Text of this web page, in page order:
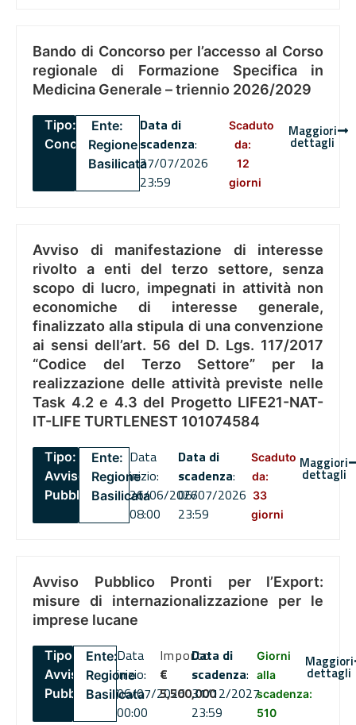
Bando di Concorso per l’accesso al Corso
regionale di Formazione Specifica in
Medicina Generale – triennio 2026/2029
Tipo:
Concorsi
Ente:
Regione
Basilicata
Data di
scadenza:
27/07/2026
23:59
Scaduto
da:
12
giorni
Maggiori
dettagli
Avviso di manifestazione di interesse
rivolto a enti del terzo settore, senza
scopo di lucro, impegnati in attività non
economiche di interesse generale,
finalizzato alla stipula di una convenzione
ai sensi dell’art. 56 del D. Lgs. 117/2017
“Codice del Terzo Settore” per la
realizzazione delle attività previste nelle
Task 4.2 e 4.3 del Progetto LIFE21-NAT-
IT-LIFE TURTLENEST 101074584
Tipo:
Avviso
Pubblico
Ente:
Regione
Basilicata
Data
inizio:
26/06/2026
08:00
Data di
scadenza:
06/07/2026
23:59
Scaduto
da:
33
giorni
Maggiori
dettagli
Avviso Pubblico Pronti per l’Export:
misure di internazionalizzazione per le
imprese lucane
Tipo:
Avviso
Pubblico
Ente:
Regione
Basilicata
Data
inizio:
06/07/2026
00:00
Importo
€
5,500,000
Data di
scadenza:
31/12/2027
23:59
Giorni
alla
scadenza:
510
Maggiori
dettagli